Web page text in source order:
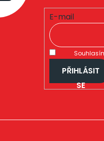
E-mail
PŘIHLÁSIT
SE